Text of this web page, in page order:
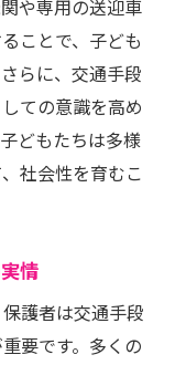
や専用の送迎車
ことで、子ども
らに、交通手段
ての意識を高め
どもたちは多様
社会性を育むこ
情
護者は交通手段
要です。多くの